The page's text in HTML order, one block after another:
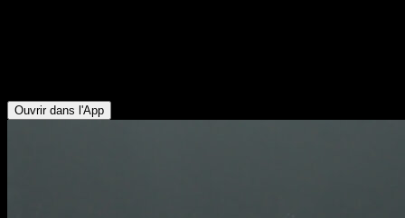
Ouvrir dans l'App